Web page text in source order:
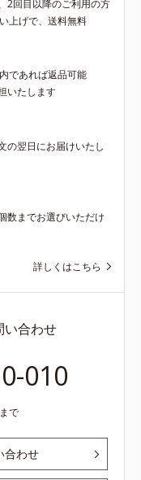
2回目以降のご利用の方
上げで、送料無料
であれば返品可能
いたします
の翌日にお届けいたし
数までお選びいただけ
詳しくはこちら
い合わせ
010
で
合わせ